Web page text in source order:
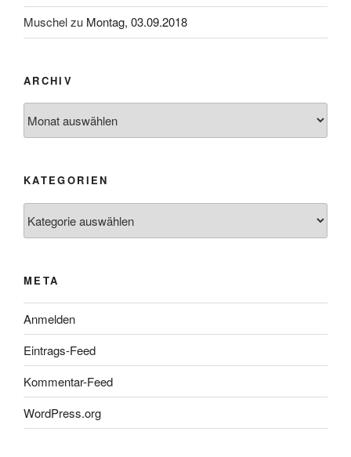
Muschelzu Montag, 03.09.2018
ARCHIV
KATEGORIEN
META
Anmelden
Eintrags-Feed
Kommentar-Feed
WordPress.org